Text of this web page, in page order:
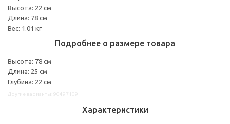
Высота: 22 см
Длина: 78 см
Вес: 1.01 кг
Подробнее о размере товара
Высота: 78 см
Длина: 25 см
Глубина: 22 см
Характеристики